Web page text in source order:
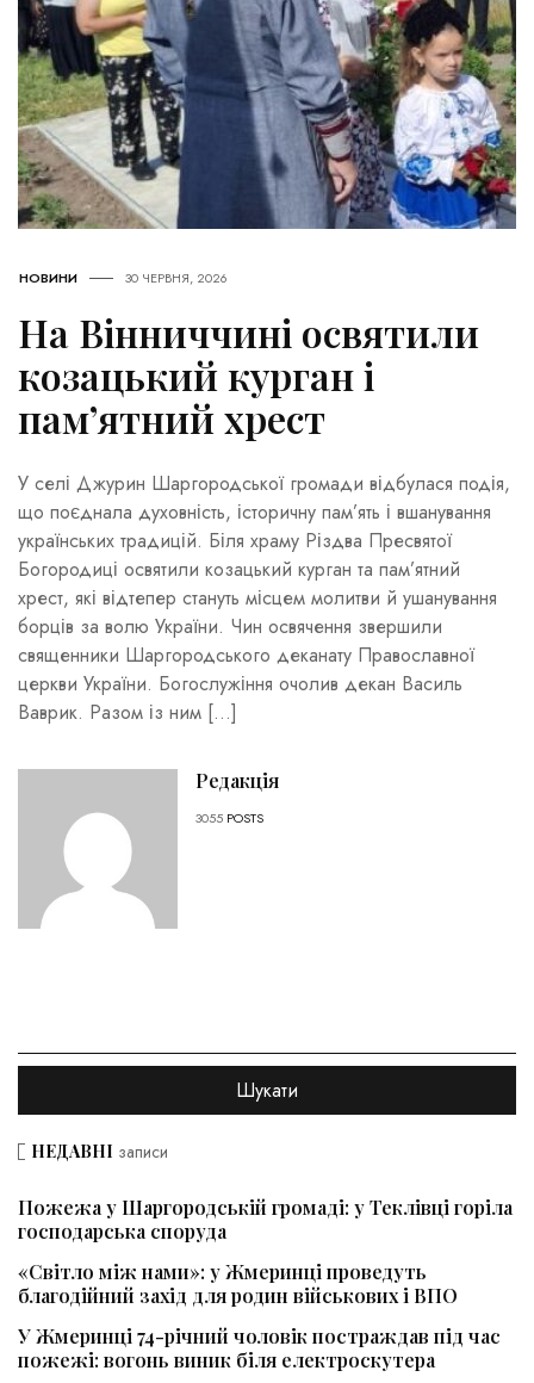
НОВИНИ 30 ЧЕРВНЯ, 2026
На Вінниччині освятили
козацький курган і
пам’ятний хрест
У селі Джурин Шаргородської громади відбулася подія,
що поєднала духовність, історичну пам’ять і вшанування
українських традицій. Біля храму Різдва Пресвятої
Богородиці освятили козацький курган та пам’ятний
хрест, які відтепер стануть місцем молитви й ушанування
борців за волю України. Чин освячення звершили
священники Шаргородського деканату Православної
церкви України. Богослужіння очолив декан Василь
Ваврик. Разом із ним […]
Редакція
3055 POSTS
НЕДАВНІ записи
Пожежа у Шаргородській громаді: у Теклівці горіла
господарська споруда
«Світло між нами»: у Жмеринці проведуть
благодійний захід для родин військових і ВПО
У Жмеринці 74-річний чоловік постраждав під час
пожежі: вогонь виник біля електроскутера